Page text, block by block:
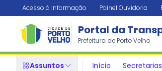
Acesso à Informação Painel Ouvidoria
Portal da
Prefeitura de Porto Velho
Assuntos Início